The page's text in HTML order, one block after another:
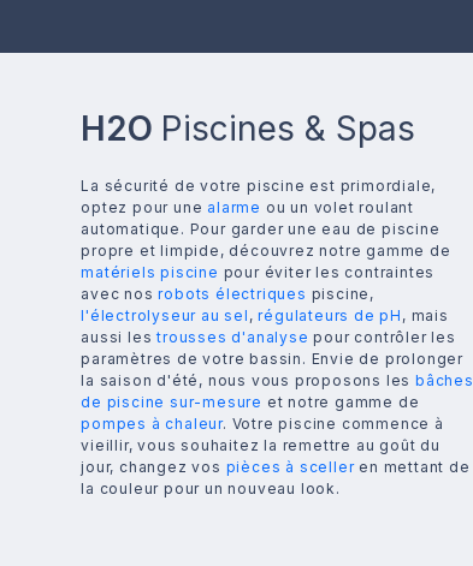
H2O Piscines & Spas
La sécurité de votre piscine est primordiale,
optez pour une alarme ou un volet roulant
automatique. Pour garder une eau de piscine
propre et limpide, découvrez notre gamme de
matériels piscine pour éviter les contraintes
avec nosrobots électriques piscine,
l'électrolyseur au sel ,régulateurs de pH , mais
aussi lestrousses d'analyse pour contrôler les
paramètres de votre bassin. Envie de prolonger
la saison d'été, nous vous proposons les bâches
de piscine sur-mesure et notre gamme de
pompes à chaleur. Votre piscine commence à
vieillir, vous souhaitez la remettre au goût du
jour, changez vos pièces à scelleren mettant de
la couleur pour un nouveau look.